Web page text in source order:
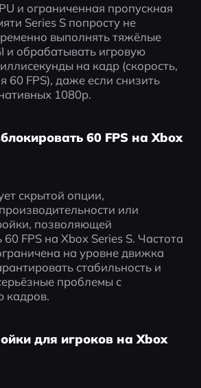
и ограниченная пропускная
Series S попросту не
выполнять тяжёлые
и обрабатывать игровую
на кадр (скорость,
60 FPS), даже если снизить
1080p.
60 FPS на Xbox
скрытой опции,
или
позволяющей
FPS на Xbox Series S. Частота
на уровне движка
стабильность и
проблемы с
кадров.
для игроков на Xbox